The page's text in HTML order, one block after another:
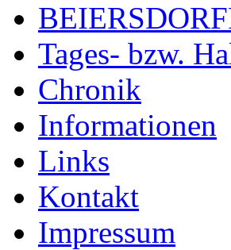
Tages- bzw.
Chronik
Informationen
Links
Kontakt
Impressum